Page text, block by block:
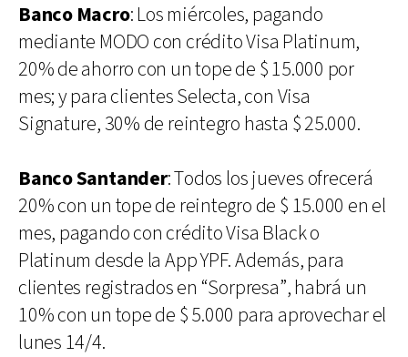
Banco Macro: Los miércoles, pagando
mediante MODO con crédito Visa Platinum,
20% de ahorro con un tope de $ 15.000 por
mes; y para clientes Selecta, con Visa
Signature, 30% de reintegro hasta $ 25.000.
Banco Santander: Todos los jueves ofrecerá
20% con un tope de reintegro de $ 15.000 en el
mes, pagando con crédito Visa Black o
Platinum desde la App YPF. Además, para
clientes registrados en “Sorpresa”, habrá un
10% con un tope de $ 5.000 para aprovechar el
lunes 14/4.